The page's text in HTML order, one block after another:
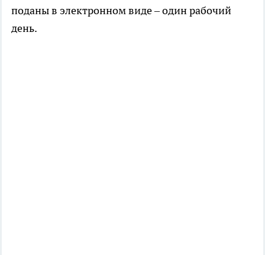
поданы в электронном виде – один рабочий
день.